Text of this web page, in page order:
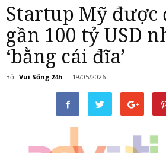
Startup Mỹ được định giá
gần 100 tỷ USD
‘bằng cái đĩa’
Bởi Vui Sống 24h - 19/05/2026